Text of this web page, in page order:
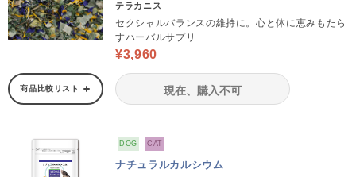
テラカニス
セクシャルバランスの維持に。心と体に恵みもたら
すハーバルサプリ
¥3,960
商品比較リスト 現在、購入不可
DOG CAT
ナチュラルカルシウム